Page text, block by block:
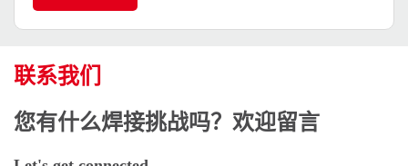
联系我们
您有什么焊接挑战吗？欢迎留言